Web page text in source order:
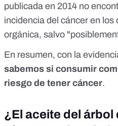
publicada en 2014 no
incidencia del cáncer en
orgánica, salvo
En resumen, con la
sabemos si consumir
riesgo de tener cáncer.
¿El aceite del árbol